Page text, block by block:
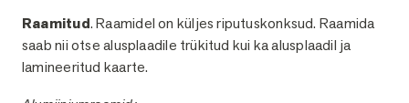
Raamitud. Raamidel on küljes riputuskonksud. Raamida
saab nii otse alusplaadile trükitud kui ka alusplaadil ja
lamineeritud kaarte.